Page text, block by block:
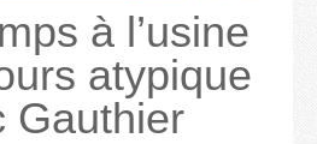
à l’usine
atypique
Gauthier